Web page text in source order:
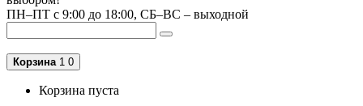
ПН–ПТ с 9:00 до 18:00, СБ–ВС – выходной
Корзина 1 0
Корзина пуста